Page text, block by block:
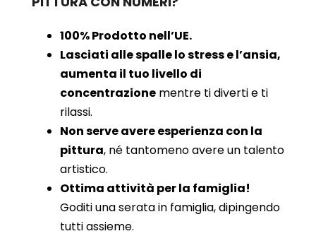
100% Prodotto nell’UE.
Lasciati alle spalle lo stress e l’ansia,
aumenta il tuo livello di
concentrazione mentre ti diverti e ti
rilassi.
Non serve avere esperienza con la
pittura, né tantomeno avere un talento
artistico.
Ottima attività per la famiglia!
Goditi una serata in famiglia, dipingendo
tutti assieme.